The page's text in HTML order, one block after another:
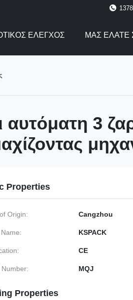
ΈΛΕΓΧΟΣ ΜΑΣ ΕΛΆΤΕ
αυτόματη 3
Properties
Origin: Cangzhou
KSPACK
CE
MQJ
Properties